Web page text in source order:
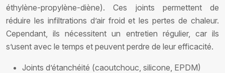
éthylène-propylène-diène). Ces joints permettent de
réduire les infiltrations d’air froid et les pertes de chaleur.
Cependant, ils nécessitent un entretien régulier, car ils
s’usent avec le temps et peuvent perdre de leur efficacité.
Joints d’étanchéité (caoutchouc, silicone, EPDM)